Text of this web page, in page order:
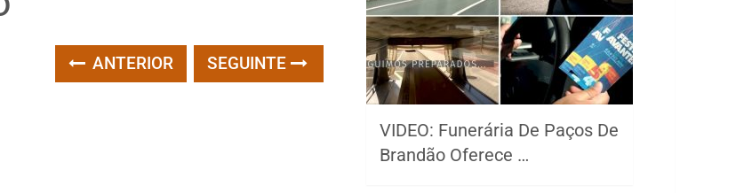
ANTERIOR SEGUINTE
VIDEO: Funerária De Paços De
Brandão Oferece …